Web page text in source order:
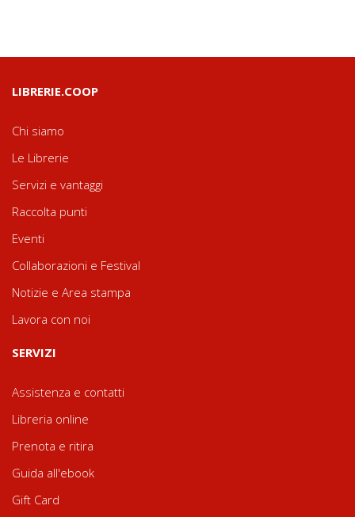
LIBRERIE.COOP
Chi siamo
Le Librerie
Servizi e vantaggi
Raccolta punti
Eventi
Collaborazioni e Festival
Notizie e Area stampa
Lavora con noi
SERVIZI
Assistenza e contatti
Libreria online
Prenota e ritira
Guida all'ebook
Gift Card